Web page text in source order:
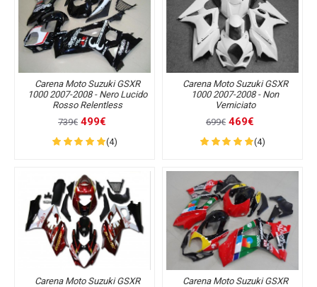
Carena Moto Suzuki GSXR
1000 2007-2008 - Nero Lucido
Rosso Relentless
739€ 499€
(4)
Carena Moto Suzuki GSXR
1000 2007-2008 - Non
Verniciato
699€ 469€
(4)
Carena Moto Suzuki GSXR
Carena Moto Suzuki GSXR